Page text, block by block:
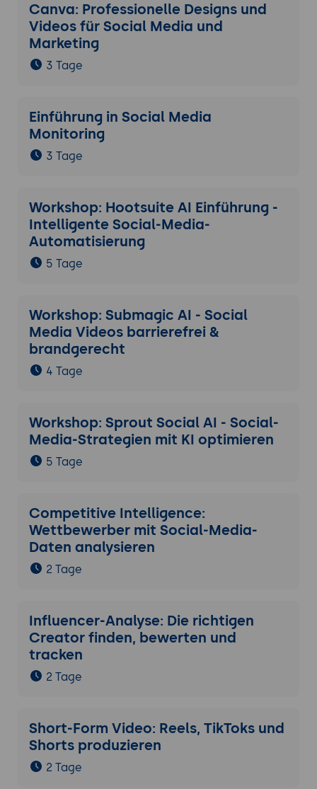
Canva: Professionelle Designs und
Videos für Social Media und
Marketing
3 Tage
Einführung in Social Media
Monitoring
3 Tage
Workshop: Hootsuite AI Einführung -
Intelligente Social-Media-
Automatisierung
5 Tage
Workshop: Submagic AI - Social
Media Videos barrierefrei &
brandgerecht
4 Tage
Workshop: Sprout Social AI - Social-
Media-Strategien mit KI optimieren
5 Tage
Competitive Intelligence:
Wettbewerber mit Social-Media-
Daten analysieren
2 Tage
Influencer-Analyse: Die richtigen
Creator finden, bewerten und
tracken
2 Tage
Short-Form Video: Reels, TikToks und
Shorts produzieren
2 Tage